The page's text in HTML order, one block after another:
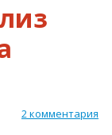
2 комментария